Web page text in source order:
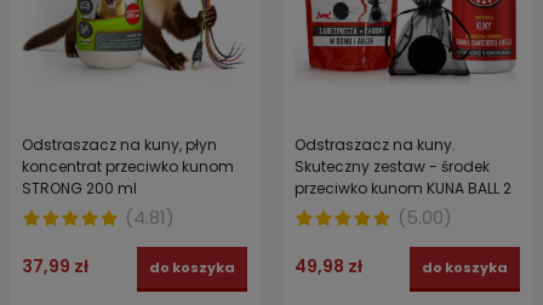
Odstraszacz na kuny, płyn
koncentrat przeciwko kunom
STRONG 200 ml
(4.81)
37,99 zł do koszyka
Odstraszacz na kuny.
Skuteczny zestaw - środek
przeciwko kunom KUNA BALL 2
w 1 + KUNA SPRAY 200 ml
(5.00)
49,98 zł do koszyka